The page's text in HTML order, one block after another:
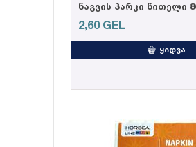
ნაგვის პარკი წითელი
2,60 GEL
ᲧᲘᲓᲕᲐ